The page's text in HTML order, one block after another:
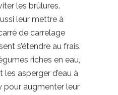
les brûlures.
leur mettre à
de carrelage
s’étendre au frais.
riches en eau,
asperger d’eau à
pour augmenter leur